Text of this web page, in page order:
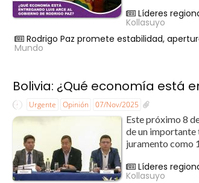
Líderes
Kollasuyo
Rodrigo Paz promete estabilidad,
Mundo
Bolivia: ¿Qué economía está
Urgente Opinión 07/Nov/2025
Este próximo 8
de un importante
juramento como
Líderes
Kollasuyo